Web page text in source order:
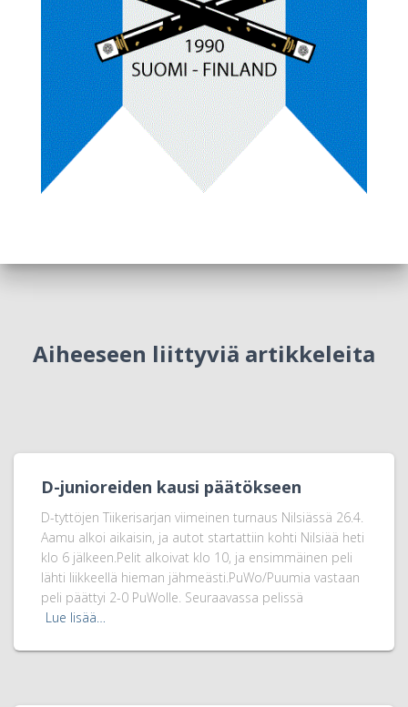
Aiheeseen liittyviä artikkeleita
D-junioreiden kausi päätökseen
D-tyttöjen Tiikerisarjan viimeinen turnaus Nilsiässä 26.4.
Aamu alkoi aikaisin, ja autot startattiin kohti Nilsiää heti
klo 6 jälkeen.Pelit alkoivat klo 10, ja ensimmäinen peli
lähti liikkeellä hieman jähmeästi.PuWo/Puumia vastaan
peli päättyi 2-0 PuWolle. Seuraavassa pelissä
Lue lisää…